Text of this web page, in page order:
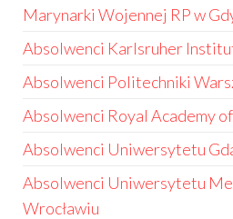
Marynarki Wojennej RP w
Absolwenci Karlsruher
Absolwenci Politechniki
Absolwenci Royal Academy
Absolwenci Uniwersytetu
Absolwenci Uniwersytetu
Wrocławiu